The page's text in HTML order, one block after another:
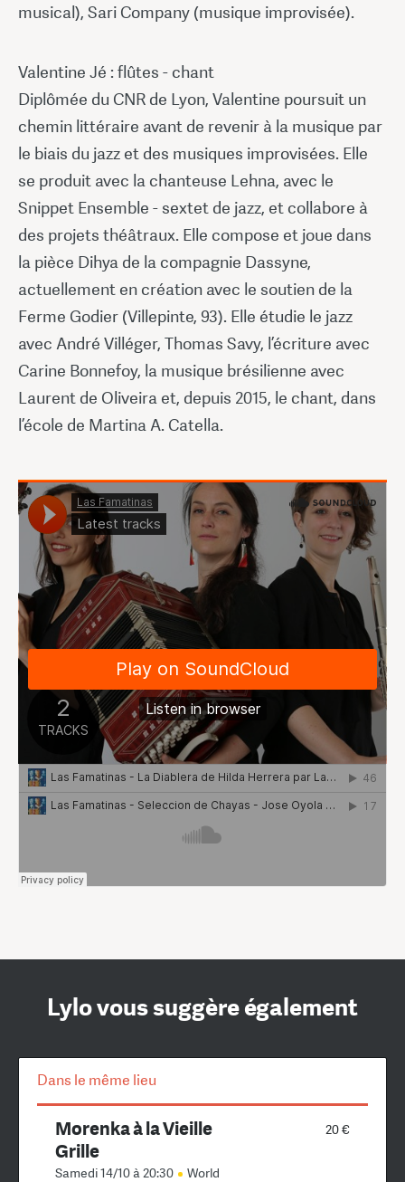
musical), Sari Company (musique improvisée).
Valentine Jé : flûtes - chant
Diplômée du CNR de Lyon, Valentine poursuit un
chemin littéraire avant de revenir à la musique par
le biais du jazz et des musiques improvisées. Elle
se produit avec la chanteuse Lehna, avec le
Snippet Ensemble - sextet de jazz, et collabore à
des projets théâtraux. Elle compose et joue dans
la pièce Dihya de la compagnie Dassyne,
actuellement en création avec le soutien de la
Ferme Godier (Villepinte, 93). Elle étudie le jazz
avec André Villéger, Thomas Savy, l’écriture avec
Carine Bonnefoy, la musique brésilienne avec
Laurent de Oliveira et, depuis 2015, le chant, dans
l’école de Martina A. Catella.
Lylo vous suggère également
Dans le même lieu
20 €
Morenka à la Vieille
Grille
Samedi 14/10 à 20:30 World